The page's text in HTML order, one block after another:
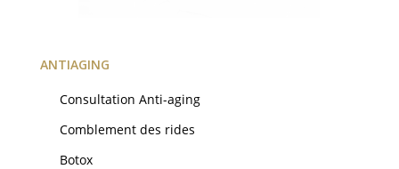
ANTIAGING
Consultation Anti-aging
Comblement des rides
Botox